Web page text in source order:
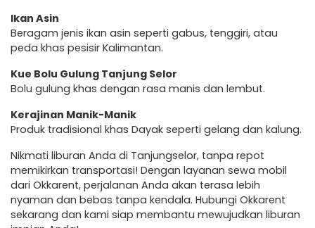
Ikan Asin
Beragam jenis ikan asin seperti gabus, tenggiri, atau
peda khas pesisir Kalimantan.
Kue Bolu Gulung Tanjung Selor
Bolu gulung khas dengan rasa manis dan lembut.
Kerajinan Manik-Manik
Produk tradisional khas Dayak seperti gelang dan kalung.
Nikmati liburan Anda di Tanjungselor, tanpa repot
memikirkan transportasi! Dengan layanan sewa mobil
dari Okkarent, perjalanan Anda akan terasa lebih
nyaman dan bebas tanpa kendala. Hubungi Okkarent
sekarang dan kami siap membantu mewujudkan liburan